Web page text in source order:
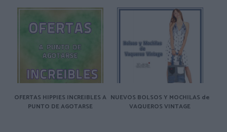
OFERTAS HIPPIES INCREIBLES A
PUNTO DE AGOTARSE
NUEVOS BOLSOS Y MOCHILAS de
VAQUEROS VINTAGE